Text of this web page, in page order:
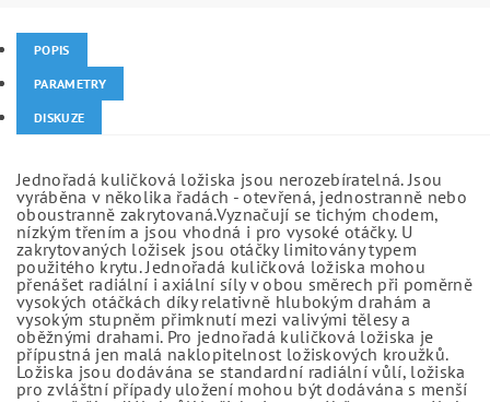
POPIS
PARAMETRY
DISKUZE
Jednořadá kuličková ložiska jsou nerozebíratelná. Jsou
vyráběna v několika řadách - otevřená, jednostranně nebo
oboustranně zakrytovaná.Vyznačují se tichým chodem,
nízkým třením a jsou vhodná i pro vysoké otáčky. U
zakrytovaných ložisek jsou otáčky limitovány typem
použitého krytu. Jednořadá kuličková ložiska mohou
přenášet radiální i axiální síly v obou směrech při poměrně
vysokých otáčkách díky relativně hlubokým drahám a
vysokým stupněm přimknutí mezi valivými tělesy a
oběžnými drahami. Pro jednořadá kuličková ložiska je
přípustná jen malá naklopitelnost ložiskových kroužků.
Ložiska jsou dodávána se standardní radiální vůlí, ložiska
pro zvláštní případy uložení mohou být dodávána s menší